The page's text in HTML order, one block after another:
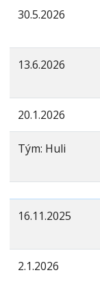
30.5.2026
13.6.2026
20.1.2026
Tým: Huli
16.11.2025
2.1.2026